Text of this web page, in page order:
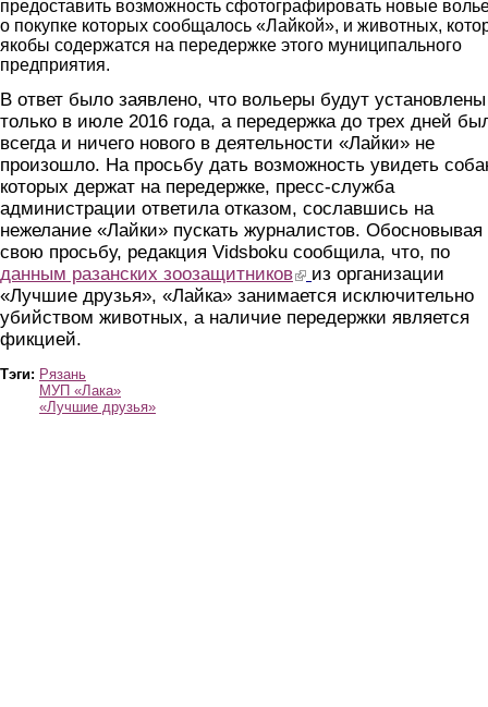
предоставить возможность сфотографировать новые
о покупке которых сообщалось «Лайкой», и животных,
якобы содержатся на передержке этого муниципального
предприятия.
В ответ было заявлено, что вольеры будут установлены
только в июле 2016 года, а передержка до трех дней
всегда и ничего нового в деятельности «Лайки» не
произошло. На просьбу дать возможность увидеть
которых держат на передержке, пресс-служба
администрации ответила отказом, сославшись на
нежелание «Лайки» пускать журналистов. Обосновывая
свою просьбу, редакция Vidsboku сообщила, что, по
данным разанских зоозащитников(link is external)
из организации
«Лучшие друзья», «Лайка» занимается исключительно
убийством животных, а наличие передержки является
фикцией.
Тэги: Рязань
МУП «Лака»
«Лучшие друзья»